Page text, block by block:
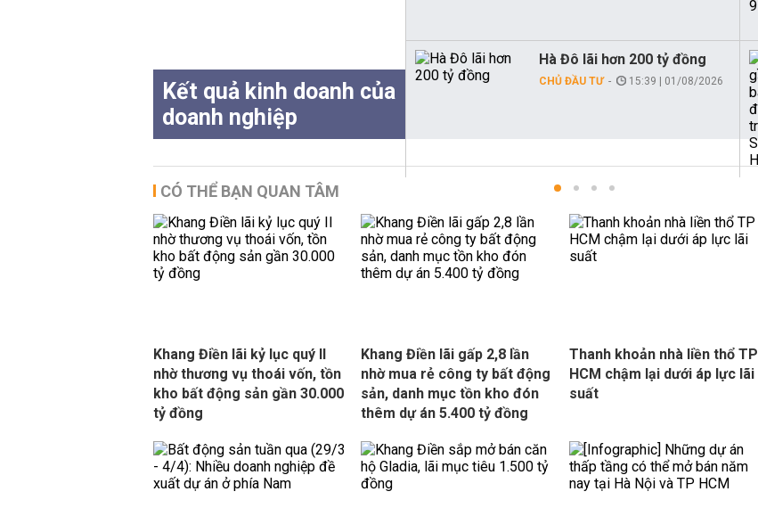
Kết quả kinh doanh của
doanh nghiệp
Hà Đô lãi hơn 200 tỷ đồng
CHỦ ĐẦU TƯ 15:39 | 01/08/2026
CÓ THỂ BẠN QUAN TÂM
Khang Điền lãi kỷ lục quý II
nhờ thương vụ thoái vốn, tồn
kho bất động sản gần 30.000
tỷ đồng
Khang Điền lãi gấp 2,8 lần
nhờ mua rẻ công ty bất động
sản, danh mục tồn kho đón
thêm dự án 5.400 tỷ đồng
Thanh khoản nhà liền thổ TP
HCM chậm lại dưới áp lực lãi
suất